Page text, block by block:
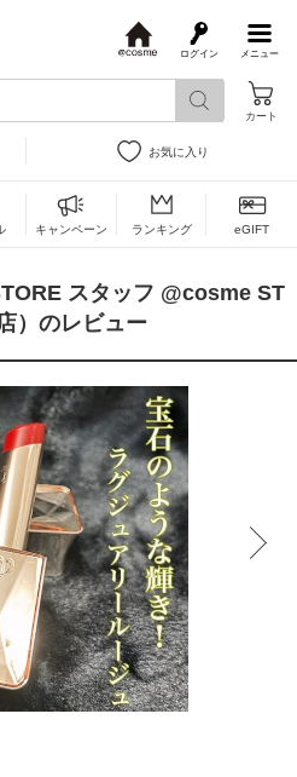
メニュー
ログイン
s
カート
お気に入り
キャンペーン ランキング eGIFT
スタッフ @cosme ST
）のレビュー